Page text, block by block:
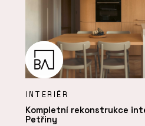
INTERIÉR
Kompletní rekonstrukce
Petřiny